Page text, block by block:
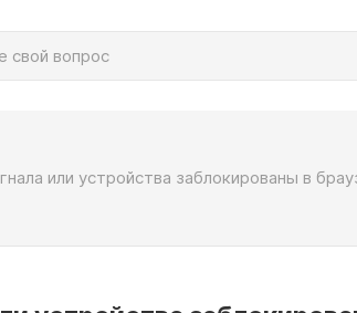
или устройства заблокированы в